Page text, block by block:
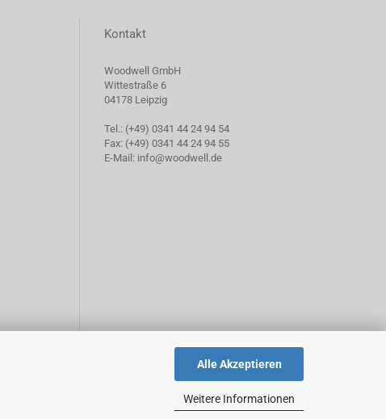
Alle Akzeptieren
Weitere Informationen
Kontakt
Woodwell GmbH
Wittestraße 6
04178 Leipzig
Tel.: (+49) 0341 44 24 94 54
Fax: (+49) 0341 44 24 94 55
E-Mail: info@woodwell.de